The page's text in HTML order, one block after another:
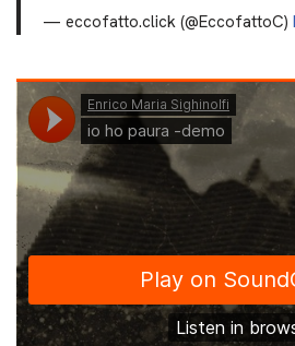
— eccofatto.click (@EccofattoC)